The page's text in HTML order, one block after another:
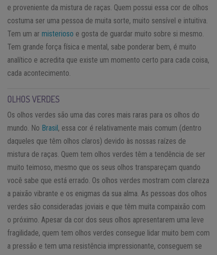
e proveniente da mistura de raças. Quem possui essa cor de olhos
costuma ser uma pessoa de muita sorte, muito sensível e intuitiva.
Tem um ar misterioso e gosta de guardar muito sobre si mesmo.
Tem grande força física e mental, sabe ponderar bem, é muito
analítico e acredita que existe um momento certo para cada coisa,
cada acontecimento.
OLHOS VERDES
Os olhos verdes são uma das cores mais raras para os olhos do
mundo. No Brasil, essa cor é relativamente mais comum (dentro
daqueles que têm olhos claros) devido às nossas raízes de
mistura de raças. Quem tem olhos verdes têm a tendência de ser
muito teimoso, mesmo que os seus olhos transpareçam quando
você sabe que está errado. Os olhos verdes mostram com clareza
a paixão vibrante e os enigmas da sua alma. As pessoas dos olhos
verdes são consideradas joviais e que têm muita compaixão com
o próximo. Apesar da cor dos seus olhos apresentarem uma leve
fragilidade, quem tem olhos verdes consegue lidar muito bem com
a pressão e tem uma resistência impressionante, conseguem se